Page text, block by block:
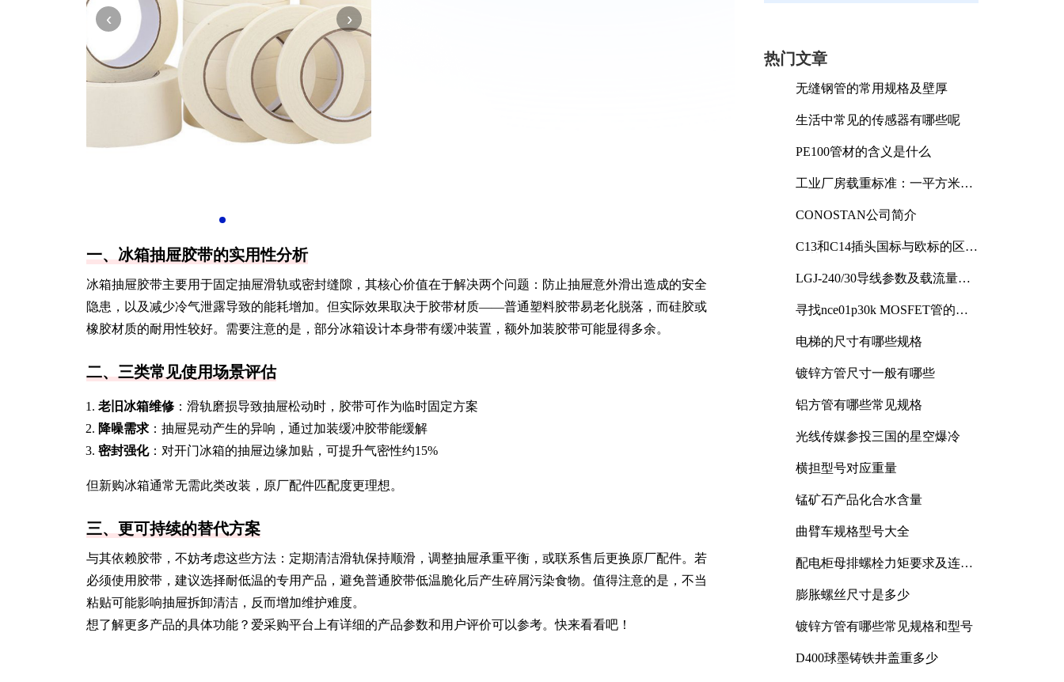
‹ ›
一、冰箱抽屉胶带的实用性分析
冰箱抽屉胶带主要用于固定抽屉滑轨或密封缝隙，其核心价值在于解决两个问题：防止抽屉意外滑出造成的安全
隐患，以及减少冷气泄露导致的能耗增加。但实际效果取决于胶带材质——普通塑料胶带易老化脱落，而硅胶或
橡胶材质的耐用性较好。需要注意的是，部分冰箱设计本身带有缓冲装置，额外加装胶带可能显得多余。
二、三类常见使用场景评估
老旧冰箱维修 ：滑轨磨损导致抽屉松动时，胶带可作为临时固定方案
降噪需求 ：抽屉晃动产生的异响，通过加装缓冲胶带能缓解
密封强化：对开门冰箱的抽屉边缘加贴，可提升气密性约15%
但新购冰箱通常无需此类改装，原厂配件匹配度更理想。
三、更可持续的替代方案
与其依赖胶带，不妨考虑这些方法：定期清洁滑轨保持顺滑，调整抽屉承重平衡，或联系售后更换原厂配件。若
必须使用胶带，建议选择耐低温的专用产品，避免普通胶带低温脆化后产生碎屑污染食物。值得注意的是，不当
粘贴可能影响抽屉拆卸清洁，反而增加维护难度。
想了解更多产品的具体功能？爱采购平台上有详细的产品参数和用户评价可以参考。快来看看吧！
热门文章
无缝钢管的常用规格及壁厚
生活中常见的传感器有哪些呢
PE100管材的含义是什么
工业厂房载重标准：一平方米能
CONOSTAN公司简介
C13和C14插头国标与欧标的区别
LGJ-240/30导线参数及载流量解
寻找nce01p30k MOSFET管的合
电梯的尺寸有哪些规格
镀锌方管尺寸一般有哪些
铝方管有哪些常见规格
光线传媒参投三国的星空爆冷
横担型号对应重量
锰矿石产品化合水含量
曲臂车规格型号大全
配电柜母排螺栓力矩要求及连接
膨胀螺丝尺寸是多少
镀锌方管有哪些常见规格和型号
D400球墨铸铁井盖重多少